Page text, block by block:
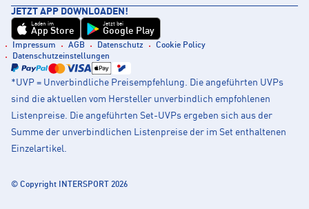
JETZT APP DOWNLOADEN!
Laden im
App Store
Jetzt bei
Google Play
Impressum AGB Datenschutz
Cookie Policy
Datenschutzeinstellungen
*UVP = Unverbindliche Preisempfehlung. Die angeführten UVPs
sind die aktuellen vom Hersteller unverbindlich empfohlenen
Listenpreise. Die angeführten Set-UVPs ergeben sich aus der
Summe der unverbindlichen Listenpreise der im Set enthaltenen
Einzelartikel.
© Copyright INTERSPORT 2026